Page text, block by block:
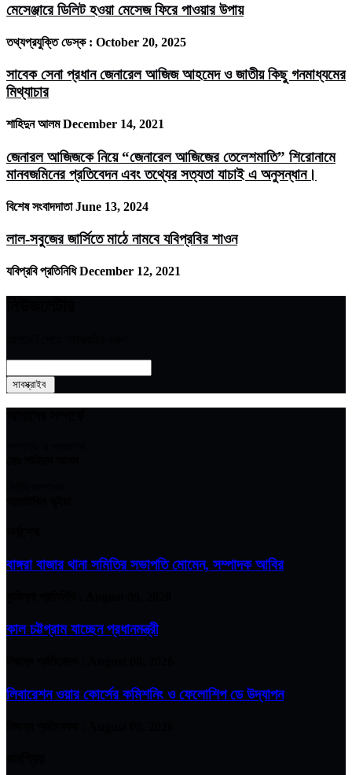
মেসেঞ্জারে ডিলিট হওয়া মেসেজ ফিরে পাওয়ার উপায়
তথ্যপ্রযুক্তি ডেস্ক : October 20, 2025
সাবেক সেনা প্রধান জেনারেল আজিজ আহমেদ ও জাতীয় কিছু গনমাধ্যমের
মিথ্যাচার
শাহিদুন আলমDecember 14, 2021
জেনারল আজিজকে নিয়ে “জেনারেল আজিজের তেলেশমাতি” শিরোনামে
মানবজমিনের প্রতিবেদন এবং তথ্যের সত্যতা যাচাই এ অনুসন্ধান।
বিশেষ সংবাদদাতাJune 13, 2024
লাল-সবুজের জার্সিতে মাঠে নামবে যবিপ্রবির শাওন
যবিপ্রবি প্রতিনিধিDecember 12, 2021
বাঙ্গরা বাজার থানা সমিতির সভাপতি মোমেন, সম্পাদক আবির
কাল চট্টগ্রাম যাচ্ছেন প্রধানমন্ত্রী
লিবারেশন ওয়ার কোর্সের কমিশনিং ও ফেলোশিপ ডে উদ্‌যাপন